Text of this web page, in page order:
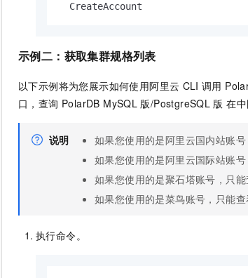
CreateAccount
示例二： 获取集群规格列表
以下示例将为您展示如何使用阿里云 CLI 调用
口，查询 PolarDB MySQL 版/PostgreSQL 版在
说明 如果您使用的是阿里云国内站账
如果您使用的是阿里云国际站账
如果您使用的是聚石塔账号，只
如果您使用的是菜鸟账号，只能
执行命令。